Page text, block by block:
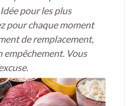
pour les plus
pour chaque moment
de remplacement,
empêchement. Vous